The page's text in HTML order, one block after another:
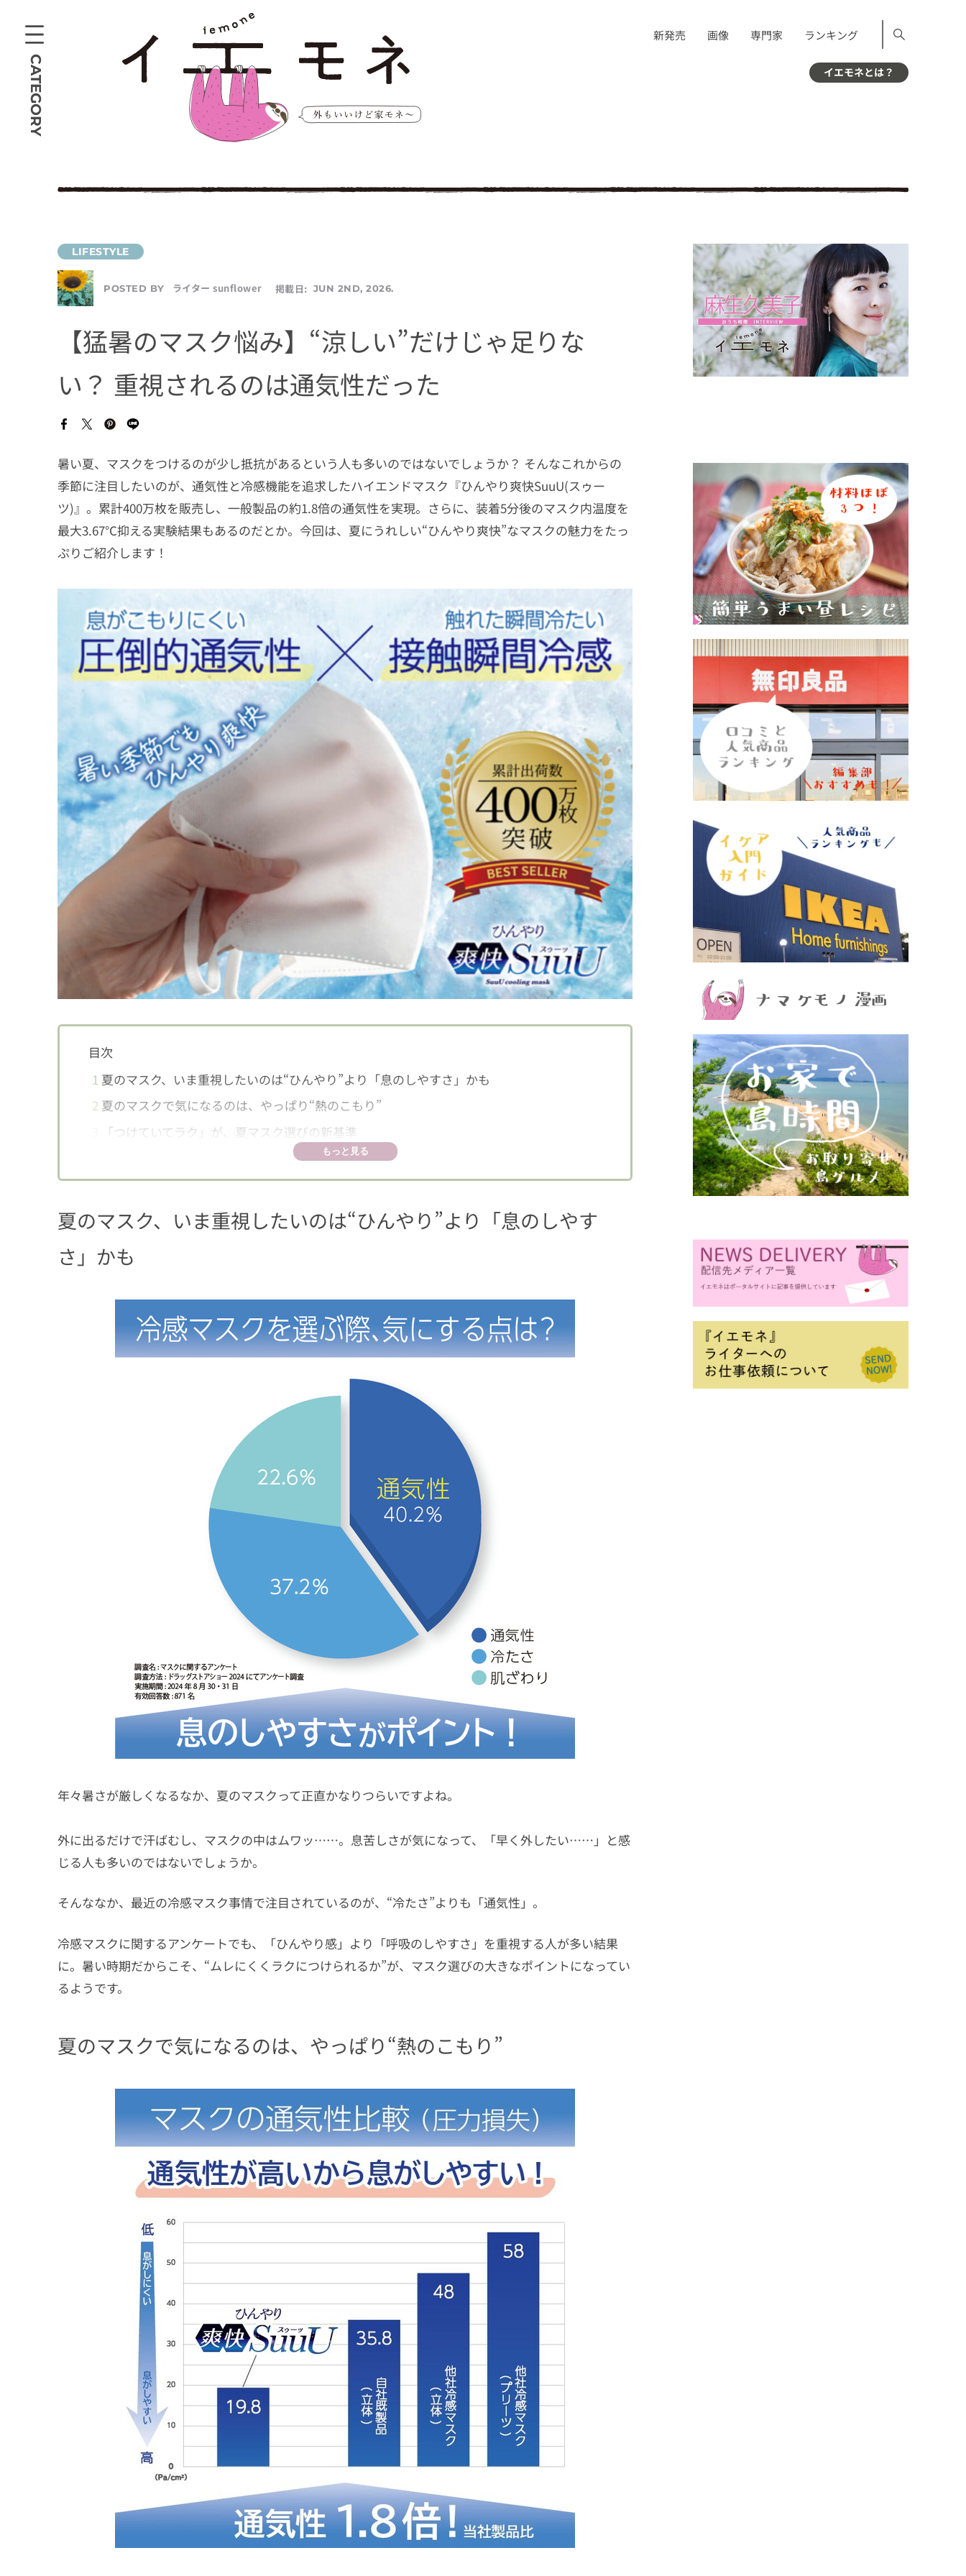
CATEGORY
新発売 画像 専門家 ランキング
イエモネとは？
POSTED BY ライター sunflower 掲載日: JUN 2ND, 2026.
【猛暑のマスク悩み】“涼しい”だけじゃ足りな
い？ 重視されるのは通気性だった
暑い夏、マスクをつけるのが少し抵抗があるという人も多いのではないでしょうか？ そんなこれからの
季節に注目したいのが、通気性と冷感機能を追求したハイエンドマスク『ひんやり爽快SuuU(スゥー
ツ)』。累計400万枚を販売し、一般製品の約1.8倍の通気性を実現。さらに、装着5分後のマスク内温度を
最大3.67℃抑える実験結果もあるのだとか。今回は、夏にうれしい“ひんやり爽快”なマスクの魅力をたっ
ぷりご紹介します！
目次
1 夏のマスク、いま重視したいのは“ひんやり”より「息のしやすさ」かも
2 夏のマスクで気になるのは、やっぱり“熱のこもり”
「つけていてラク」が、夏マスク選びの新基準
もっと見る
夏のマスク、いま重視したいのは“ひんやり”より「息のしやす
さ」かも
年々暑さが厳しくなるなか、夏のマスクって正直かなりつらいですよね。
外に出るだけで汗ばむし、マスクの中はムワッ……。息苦しさが気になって、「早く外したい……」と感
じる人も多いのではないでしょうか。
そんななか、最近の冷感マスク事情で注目されているのが、“冷たさ”よりも「通気性」。
冷感マスクに関するアンケートでも、「ひんやり感」より「呼吸のしやすさ」を重視する人が多い結果
に。暑い時期だからこそ、“ムレにくくラクにつけられるか”が、マスク選びの大きなポイントになってい
るようです。
夏のマスクで気になるのは、やっぱり“熱のこもり”